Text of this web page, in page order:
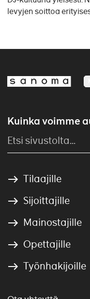
levyjen soittoa
Kuinka voimme
Tilaajille
Sijoittajille
Mainostajille
Opettajille
Työnhakijoille